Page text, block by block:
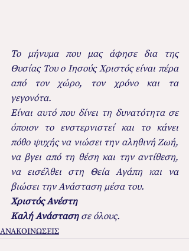
Το μήνυμα που μας άφησε δια της
Θυσίας Του ο Ιησούς Χριστός είναι πέρα
από τον χώρο, τον χρόνο και τα
γεγονότα.
Είναι αυτό που δίνει τη δυνατότητα σε
όποιον το ενστερνιστεί και το κάνει
πόθο ψυχής να νιώσει την αληθινή Ζωή,
να βγει από τη θέση και την αντίθεση,
να εισέλθει στη Θεία Αγάπη και να
βιώσει την Ανάσταση μέσα του.
Χριστός Ανέστη
Καλή Ανάσταση σε όλους.
ΑΝΑΚΟΙΝΩΣΕΙΣ